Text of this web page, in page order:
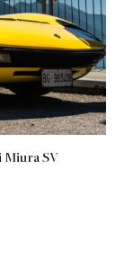
Miura SV